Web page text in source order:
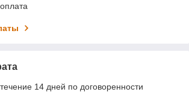
14 дней по договоренности